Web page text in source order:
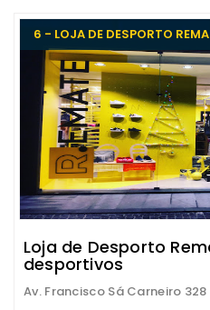
6 - LOJA DE DESPORTO
Loja de Desporto
desportivos
Av. Francisco Sá Carneiro 328